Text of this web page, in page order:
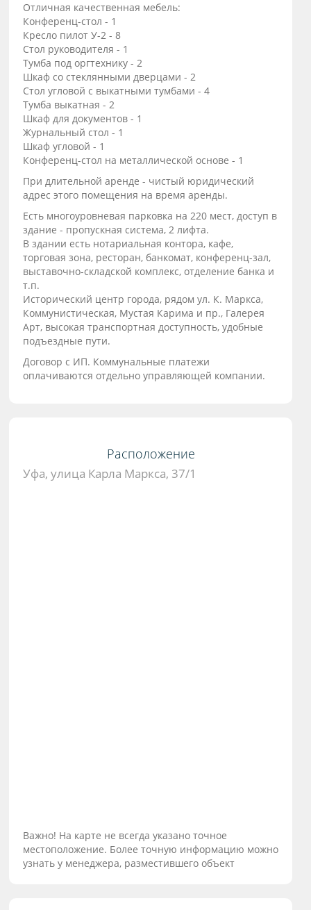
Отличная качественная мебель:
Конференц-стол - 1
Кресло пилот У-2 - 8
Стол руководителя - 1
Тумба под оргтехнику - 2
Шкаф со стеклянными дверцами - 2
Стол угловой с выкатными тумбами - 4
Тумба выкатная - 2
Шкаф для документов - 1
Журнальный стол - 1
Шкаф угловой - 1
Конференц-стол на металлической основе - 1
При длительной аренде - чистый юридический
адрес этого помещения на время аренды.
Есть многоуровневая парковка на 220 мест, доступ в
здание - пропускная система, 2 лифта.
В здании есть нотариальная контора, кафе,
торговая зона, ресторан, банкомат, конференц-зал,
выставочно-складской комплекс, отделение банка и
т.п.
Исторический центр города, рядом ул. К. Маркса,
Коммунистическая, Мустая Карима и пр., Галерея
Арт, высокая транспортная доступность, удобные
подъездные пути.
Договор с ИП. Коммунальные платежи
оплачиваются отдельно управляющей компании.
Расположение
Уфа, улица Карла Маркса, 37/1
Важно! На карте не всегда указано точное
местоположение. Более точную информацию можно
узнать у менеджера, разместившего объект